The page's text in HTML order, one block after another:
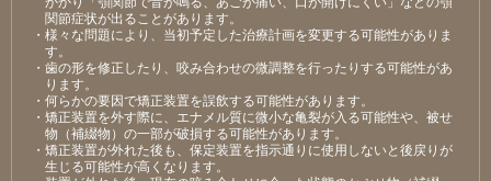
関節症状が出ることがあります。
・様々な問題により、当初予定した治療計画を変更する可能性がありま
す。
・⻭の形を修正したり、咬み合わせの微調整を⾏ったりする可能性があ
ります。
・何らかの要因で矯正装置を誤飲する可能性があります。
・矯正装置を外す際に、エナメル質に微⼩な⻲裂が⼊る可能性や、被せ
物（補綴物）の⼀部が破損する可能性があります。
・矯正装置が外れた後も、保定装置を指⽰通りに使⽤しないと後戻りが
⽣じる可能性が⾼くなります。